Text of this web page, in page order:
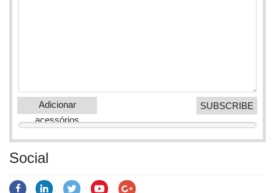
Adicionar
acessórios
Social